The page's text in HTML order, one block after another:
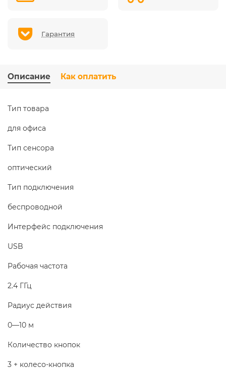
Гарантия
Описание Как оплатить
Тип товара
для офиса
Тип сенсора
оптический
Тип подключения
беспроводной
Интерфейс подключения
USB
Рабочая частота
2.4 ГГц
Радиус действия
0—10 м
Количество кнопок
3 + колесо-кнопка